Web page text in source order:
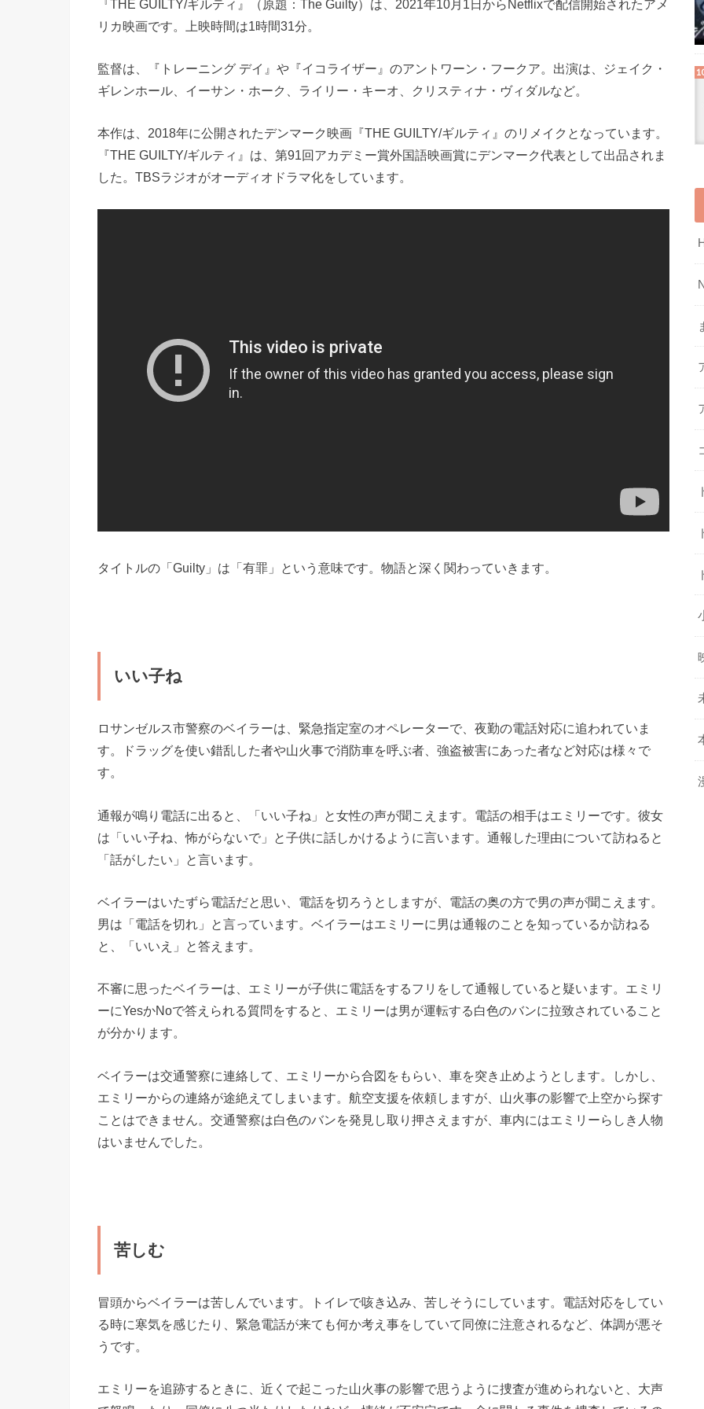
『THE GUILTY/ギルティ』（原題：The Guilty）は、2021年10月1日からNetflixで配信開始されたアメ
リカ映画です。上映時間は1時間31分。
監督は、『トレーニング デイ』や『イコライザー』のアントワーン・フークア。出演は、ジェイク・
ギレンホール、イーサン・ホーク、ライリー・キーオ、クリスティナ・ヴィダルなど。
本作は、2018年に公開されたデンマーク映画『THE GUILTY/ギルティ』のリメイクとなっています。
『THE GUILTY/ギルティ』は、第91回アカデミー賞外国語映画賞にデンマーク代表として出品されま
した。TBSラジオがオーディオドラマ化をしています。
タイトルの「Guilty」は「有罪」という意味です。物語と深く関わっていきます。
いい子ね
ロサンゼルス市警察のベイラーは、緊急指定室のオペレーターで、夜勤の電話対応に追われていま
す。ドラッグを使い錯乱した者や山火事で消防車を呼ぶ者、強盗被害にあった者など対応は様々で
す。
通報が鳴り電話に出ると、「いい子ね」と女性の声が聞こえます。電話の相手はエミリーです。彼女
は「いい子ね、怖がらないで」と子供に話しかけるように言います。通報した理由について訪ねると
「話がしたい」と言います。
ベイラーはいたずら電話だと思い、電話を切ろうとしますが、電話の奥の方で男の声が聞こえます。
男は「電話を切れ」と言っています。ベイラーはエミリーに男は通報のことを知っているか訪ねる
と、「いいえ」と答えます。
不審に思ったベイラーは、エミリーが子供に電話をするフリをして通報していると疑います。エミリ
ーにYesかNoで答えられる質問をすると、エミリーは男が運転する白色のバンに拉致されていること
が分かります。
ベイラーは交通警察に連絡して、エミリーから合図をもらい、車を突き止めようとします。しかし、
エミリーからの連絡が途絶えてしまいます。航空支援を依頼しますが、山火事の影響で上空から探す
ことはできません。交通警察は白色のバンを発見し取り押さえますが、車内にはエミリーらしき人物
はいませんでした。
苦しむ
冒頭からベイラーは苦しんでいます。トイレで咳き込み、苦しそうにしています。電話対応をしてい
る時に寒気を感じたり、緊急電話が来ても何か考え事をしていて同僚に注意されるなど、体調が悪そ
うです。
エミリーを追跡するときに、近くで起こった山火事の影響で思うように捜査が進められないと、大声